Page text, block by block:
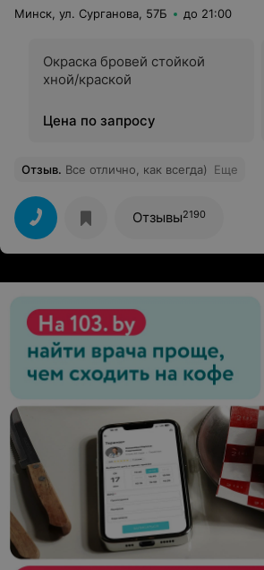
Минск, ул. Сурганова, 57Б до 21:00
Окраска бровей стойкой
хной/краской
Цена по запросу
Отзыв. Все отлично, как всегда) Еще
Отзывы2190